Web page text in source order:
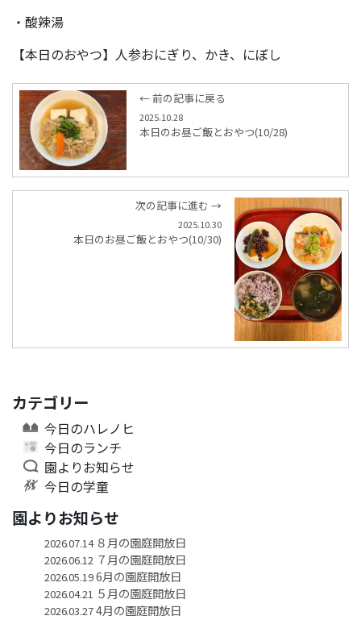
・酸辣湯
【本日のおやつ】人参おにぎり、かき、にぼし
← 前の記事に戻る
2025.10.28
本日のお昼ご飯とおやつ(10/28)
次の記事に進む →
2025.10.30
本日のお昼ご飯とおやつ(10/30)
カテゴリー
今日のハレノヒ
今日のランチ
園よりお知らせ
今日の学童
園よりお知らせ
2026.07.14８月の園庭開放日
2026.06.12７月の園庭開放日
2026.05.196月の園庭開放日
2026.04.21 ５月の園庭開放日
2026.03.274月の園庭開放日